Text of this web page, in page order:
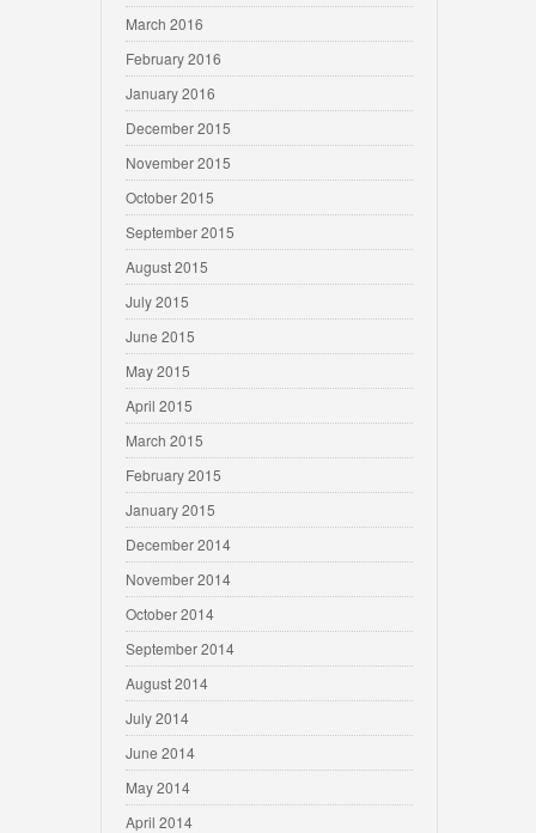
March 2016
February 2016
January 2016
December 2015
November 2015
October 2015
September 2015
August 2015
July 2015
June 2015
May 2015
April 2015
March 2015
February 2015
January 2015
December 2014
November 2014
October 2014
September 2014
August 2014
July 2014
June 2014
May 2014
April 2014